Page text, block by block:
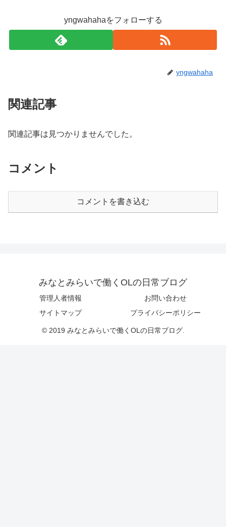
yngwahahaをフォローする
yngwahaha
関連記事
関連記事は見つかりませんでした。
コメント
コメントを書き込む
みなとみらいで働くOLの日常ブログ
管理人者情報
お問い合わせ
サイトマップ
プライバシーポリシー
© 2019 みなとみらいで働くOLの日常ブログ.